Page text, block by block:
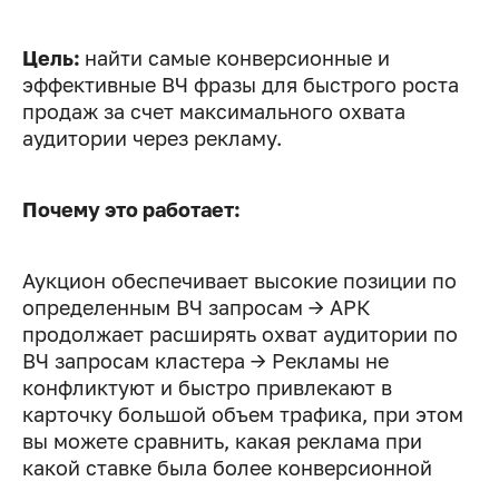
Цель: найти самые конверсионные и
эффективные ВЧ фразы для быстрого роста
продаж за счет максимального охвата
аудитории через рекламу.
Почему это работает:
Аукцион обеспечивает высокие позиции по
определенным ВЧ запросам → АРК
продолжает расширять охват аудитории по
ВЧ запросам кластера → Рекламы не
конфликтуют и быстро привлекают в
карточку большой объем трафика, при этом
вы можете сравнить, какая реклама при
какой ставке была более конверсионной